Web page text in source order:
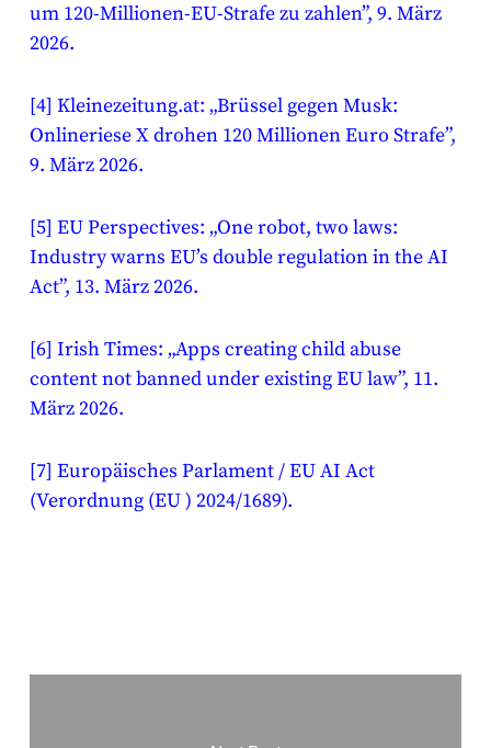
um 120-Millionen-EU-Strafe zu zahlen”, 9. März
2026.
[4] Kleinezeitung.at: „Brüssel gegen Musk:
Onlineriese X drohen 120 Millionen Euro Strafe”,
9. März 2026.
[5] EU Perspectives: „One robot, two laws:
Industry warns EU’s double regulation in the AI
Act”, 13. März 2026.
[6] Irish Times: „Apps creating child abuse
content not banned under existing EU law”, 11.
März 2026.
[7] Europäisches Parlament / EU AI Act
(Verordnung (EU ) 2024/1689).